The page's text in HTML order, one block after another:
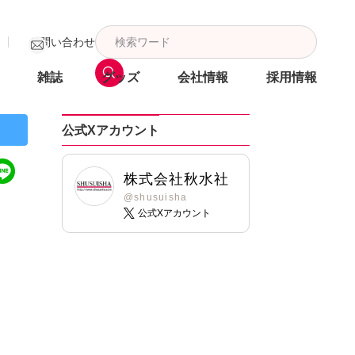
お問い合わせ
雑誌 グッズ 会社情報 採用情報
公式Xアカウント
株式会社秋水社
@shusuisha
公式Xアカウント